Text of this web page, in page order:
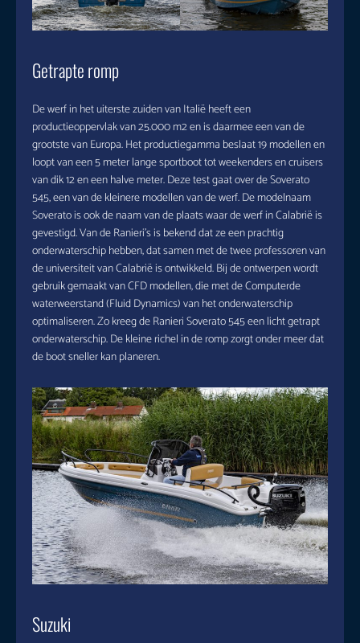
Getrapte romp
De werf in het uiterste zuiden van Italië heeft een
productieoppervlak van 25.000 m2 en is daarmee een van de
grootste van Europa. Het productiegamma beslaat 19 modellen en
loopt van een 5 meter lange sportboot tot weekenders en cruisers
van dik 12 en een halve meter. Deze test gaat over de Soverato
545, een van de kleinere modellen van de werf. De modelnaam
Soverato is ook de naam van de plaats waar de werf in Calabrië is
gevestigd. Van de Ranieri’s is bekend dat ze een prachtig
onderwaterschip hebben, dat samen met de twee professoren van
de universiteit van Calabrië is ontwikkeld. Bij de ontwerpen wordt
gebruik gemaakt van CFD modellen, die met de Computerde
waterweerstand (Fluid Dynamics) van het onderwaterschip
optimaliseren. Zo kreeg de Ranieri Soverato 545 een licht getrapt
onderwaterschip. De kleine richel in de romp zorgt onder meer dat
de boot sneller kan planeren.
Suzuki